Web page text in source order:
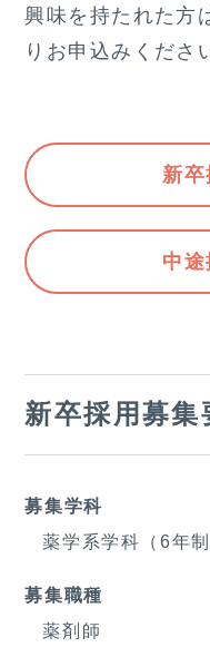
興味を持たれた方
りお申込みくださ
新卒
中
新卒採用募集
募集学科
薬学系学科（6年制
募集職種
薬剤師